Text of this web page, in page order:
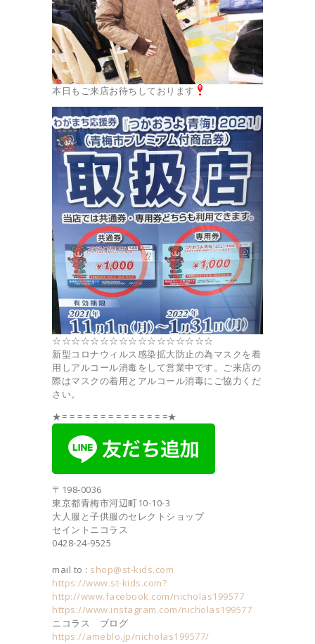
本日もご来店お待ちしております
☆☆☆☆☆☆☆☆☆☆☆☆☆☆☆☆☆
新型コロナウィルス感染拡大防止の為マスクを着
用しアルコール消毒をして営業中です。ご来店の
際はマスクの着用とアルコール消毒にご協力くだ
さい。
★= = = = = = = = = = = = = =★
〒198-0036
東京都青梅市河辺町10-10-3
大人服と子供服のセレクトショップ
セイントニコラス
0428-24-9525
mail to : shop@st-kids.com
https://www.st-kids.com?
http://www.facebook.com/nicholas199577
https://www.instagram.com/nicholas199577
ニコラス ブログ
https://ameblo.jp/nicholas199577/